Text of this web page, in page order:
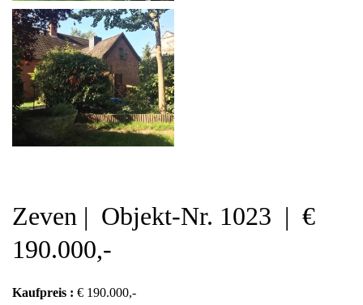
Zeven | Objekt-Nr. 1023 | €
190.000,-
Kaufpreis : € 190.000,-